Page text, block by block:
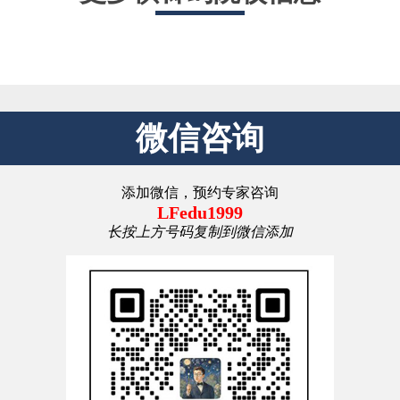
微信咨询
添加微信，预约专家咨询
LFedu1999
长按上方号码复制到微信添加